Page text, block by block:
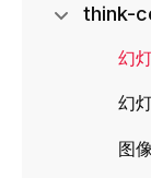
think-
幻
幻
图